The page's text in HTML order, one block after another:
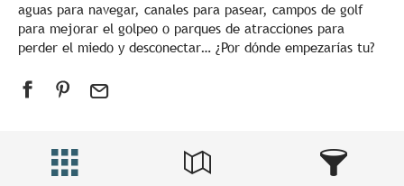
aguas para navegar, canales para pasear, campos de golf
para mejorar el golpeo o parques de atracciones para
perder el miedo y desconectar… ¿Por dónde empezarías tu?